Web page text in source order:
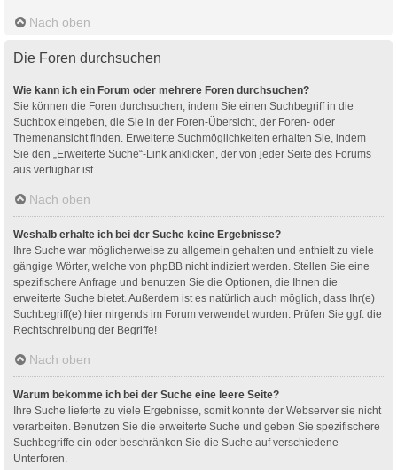
Nach oben
Die Foren durchsuchen
Wie kann ich ein Forum oder mehrere Foren durchsuchen?
Sie können die Foren durchsuchen, indem Sie einen Suchbegriff in die
Suchbox eingeben, die Sie in der Foren-Übersicht, der Foren- oder
Themenansicht finden. Erweiterte Suchmöglichkeiten erhalten Sie, indem
Sie den „Erweiterte Suche“-Link anklicken, der von jeder Seite des Forums
aus verfügbar ist.
Nach oben
Weshalb erhalte ich bei der Suche keine Ergebnisse?
Ihre Suche war möglicherweise zu allgemein gehalten und enthielt zu viele
gängige Wörter, welche von phpBB nicht indiziert werden. Stellen Sie eine
spezifischere Anfrage und benutzen Sie die Optionen, die Ihnen die
erweiterte Suche bietet. Außerdem ist es natürlich auch möglich, dass Ihr(e)
Suchbegriff(e) hier nirgends im Forum verwendet wurden. Prüfen Sie ggf. die
Rechtschreibung der Begriffe!
Nach oben
Warum bekomme ich bei der Suche eine leere Seite?
Ihre Suche lieferte zu viele Ergebnisse, somit konnte der Webserver sie nicht
verarbeiten. Benutzen Sie die erweiterte Suche und geben Sie spezifischere
Suchbegriffe ein oder beschränken Sie die Suche auf verschiedene
Unterforen.